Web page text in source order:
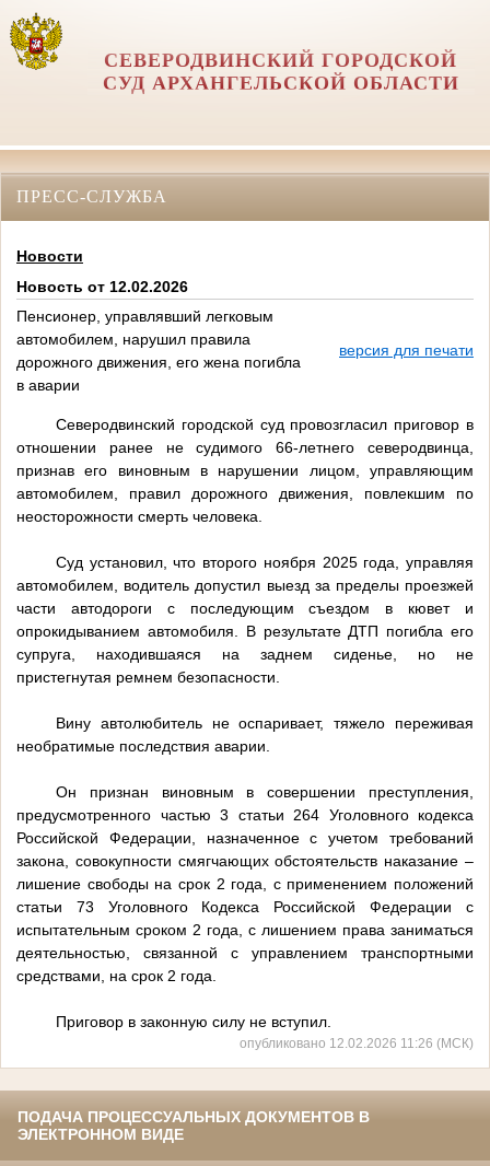
СЕВЕРОДВИНСКИЙ ГОРОДСКОЙ
СУД АРХАНГЕЛЬСКОЙ ОБЛАСТИ
ПРЕСС-СЛУЖБА
Новости
Новость от 12.02.2026
Пенсионер, управлявший легковым
автомобилем, нарушил правила
дорожного движения, его жена погибла
в аварии
версия для печати
Северодвинский городской суд провозгласил приговор в
отношении ранее не судимого 66-летнего северодвинца,
признав его виновным в нарушении лицом, управляющим
автомобилем, правил дорожного движения, повлекшим по
неосторожности смерть человека.
Суд установил, что второго ноября 2025 года, управляя
автомобилем, водитель допустил выезд за пределы проезжей
части автодороги с последующим съездом в кювет и
опрокидыванием автомобиля. В результате ДТП погибла его
супруга, находившаяся на заднем сиденье, но не
пристегнутая ремнем безопасности.
Вину автолюбитель не оспаривает, тяжело переживая
необратимые последствия аварии.
Он признан виновным в совершении преступления,
предусмотренного частью 3 статьи 264 Уголовного кодекса
Российской Федерации, назначенное с учетом требований
закона, совокупности смягчающих обстоятельств наказание –
лишение свободы на срок 2 года, с применением положений
статьи 73 Уголовного Кодекса Российской Федерации с
испытательным сроком 2 года, с лишением права заниматься
деятельностью, связанной с управлением транспортными
средствами, на срок 2 года.
Приговор в законную силу не вступил.
опубликовано 12.02.2026 11:26 (МСК)
ПОДАЧА ПРОЦЕССУАЛЬНЫХ ДОКУМЕНТОВ В
ЭЛЕКТРОННОМ ВИДЕ